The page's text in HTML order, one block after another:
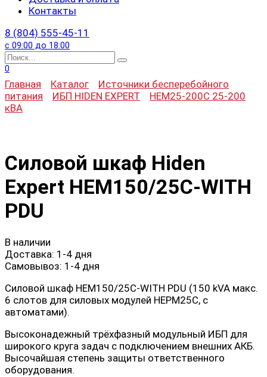
Контакты
8 (804) 555-45-11
с 09:00 до 18:00
Search
for:
0
Главная Каталог
Источники бесперебойного
питания
ИБП HIDEN EXPERT
HEM25-200C 25-200
кВА
Силовой шкаф Hiden
Expert HEM150/25C-WITH
PDU
В наличии
Доставка: 1-4 дня
Самовывоз: 1-4 дня
Силовой шкаф HEM150/25C-WITH PDU (150 kVA макс.
6 слотов для силовых модулей HEPM25C, с
автоматами).
Высоконадежный трёхфазный модульный ИБП для
широкого круга задач с подключением внешних АКБ.
Высочайшая степень защиты ответственного
оборудования.